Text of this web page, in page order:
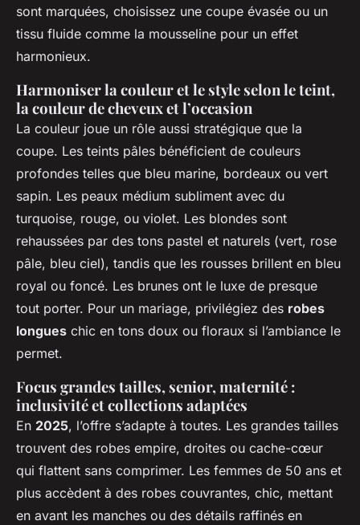
sont marquées, choisissez une coupe évasée ou un
tissu fluide comme la mousseline pour un effet
harmonieux.
Harmoniser la couleur et le style selon le teint,
la couleur de cheveux et l’occasion
La couleur joue un rôle aussi stratégique que la
coupe. Les teints pâles bénéficient de couleurs
profondes telles que bleu marine, bordeaux ou vert
sapin. Les peaux médium subliment avec du
turquoise, rouge, ou violet. Les blondes sont
rehaussées par des tons pastel et naturels (vert, rose
pâle, bleu ciel), tandis que les rousses brillent en bleu
royal ou foncé. Les brunes ont le luxe de presque
tout porter. Pour un mariage, privilégiez des robes
longues chic en tons doux ou floraux si l’ambiance le
permet.
Focus grandes tailles, senior, maternité :
inclusivité et collections adaptées
En 2025, l’offre s’adapte à toutes. Les grandes tailles
trouvent des robes empire, droites ou cache-cœur
qui flattent sans comprimer. Les femmes de 50 ans et
plus accèdent à des robes couvrantes, chic, mettant
en avant les manches ou des détails raffinés en